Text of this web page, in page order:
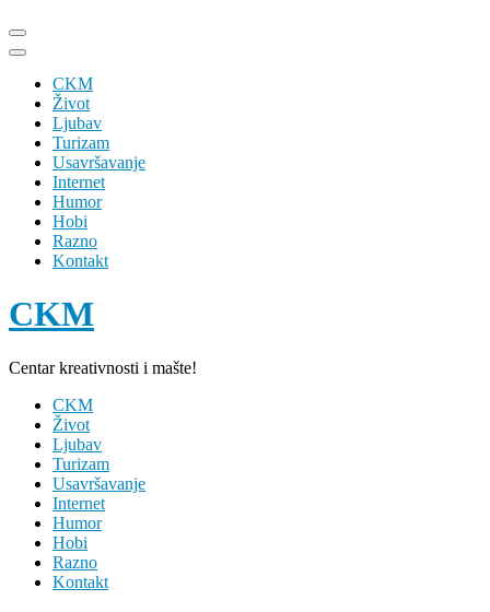
Skip
to
(Press
Enter)
CKM
Život
Ljubav
Turizam
Usavršavanje
Internet
Humor
Hobi
Razno
Kontakt
CKM
Centar kreativnosti i mašte!
CKM
Život
Ljubav
Turizam
Usavršavanje
Internet
Humor
Hobi
Razno
Kontakt